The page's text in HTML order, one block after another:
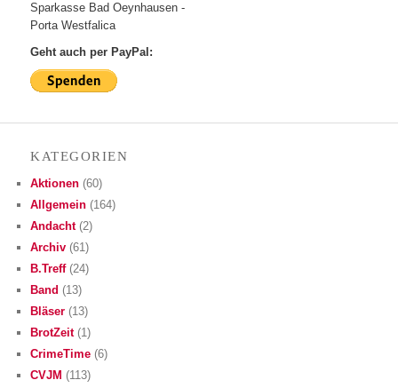
Spar­kas­se Bad Oeynhausen -
Por­ta Westfalica
Geht auch per PayPal:
KATE­GO­RIEN
Aktionen (60)
Allgemein (164)
Andacht(2)
Archiv (61)
B.Treff(24)
Band (13)
Bläser (13)
BrotZeit(1)
CrimeTime (6)
CVJM (113)